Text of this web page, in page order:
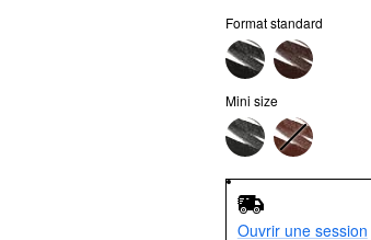
Format standard
Mini size
Ouvrir une session